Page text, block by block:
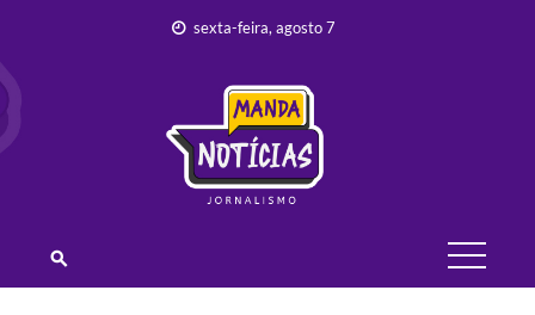
content
sexta-feira, agosto 7
JORNALISMO –
MANDA
NOTÍCIAS